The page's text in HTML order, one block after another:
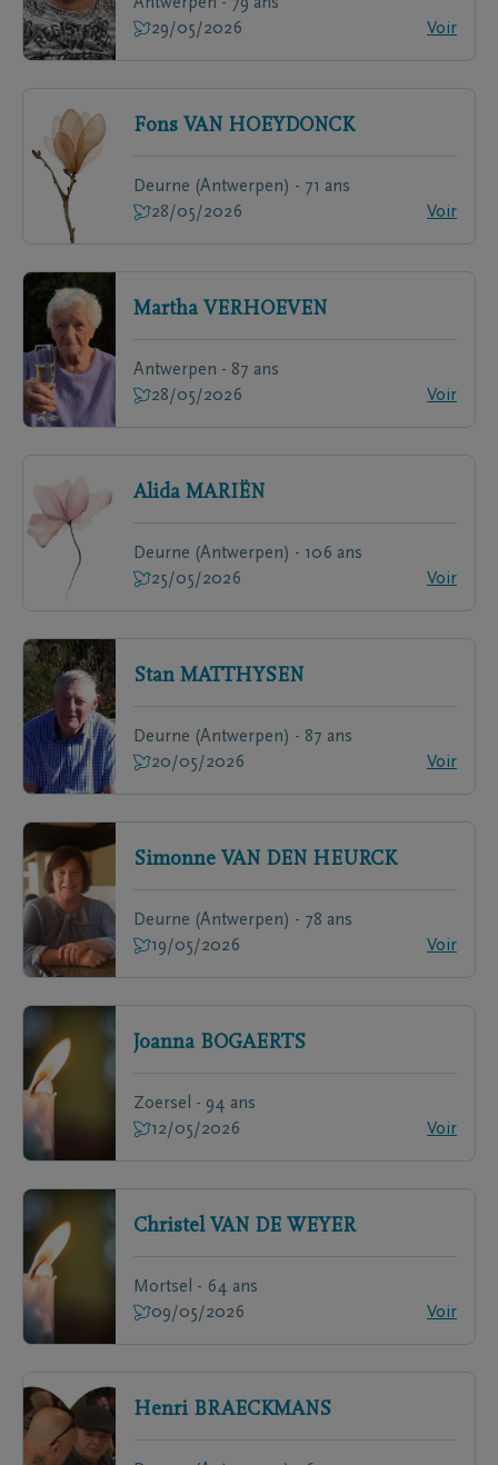
29/05/2026
Voir
Fons VAN HOEYDONCK
Deurne (Antwerpen) - 71 ans
28/05/2026
Voir
Martha VERHOEVEN
Antwerpen - 87 ans
28/05/2026
Voir
Alida MARIËN
Deurne (Antwerpen) - 106 ans
25/05/2026
Voir
Stan MATTHYSEN
Deurne (Antwerpen) - 87 ans
20/05/2026
Voir
Simonne VAN DEN HEURCK
Deurne (Antwerpen) - 78 ans
19/05/2026
Voir
Joanna BOGAERTS
Zoersel - 94 ans
12/05/2026
Voir
Christel VAN DE WEYER
Mortsel - 64 ans
09/05/2026
Voir
Henri BRAECKMANS